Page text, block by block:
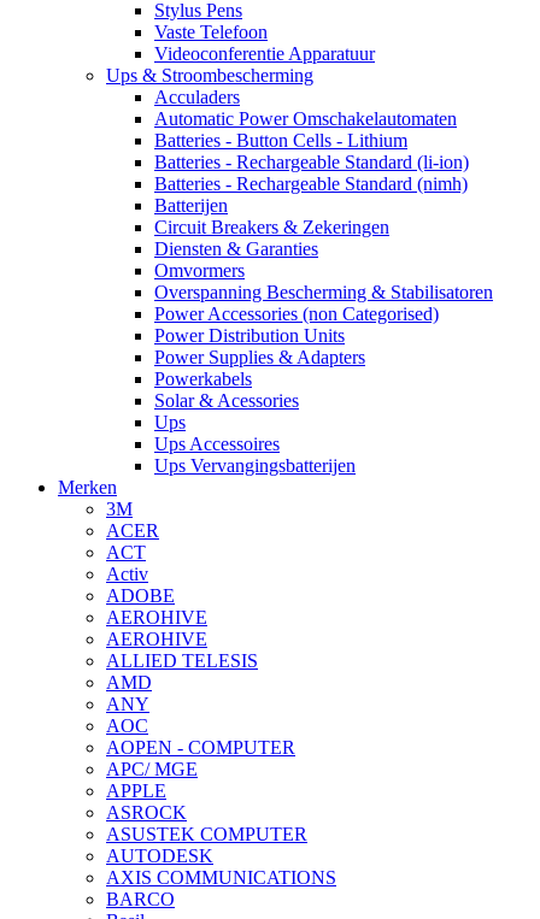
Stylus Pens
Vaste Telefoon
Videoconferentie Apparatuur
Ups & Stroombescherming
Acculaders
Automatic Power Omschakelautomaten
Batteries - Button Cells - Lithium
Batteries - Rechargeable Standard (li-ion)
Batteries - Rechargeable Standard (nimh)
Batterijen
Circuit Breakers & Zekeringen
Diensten & Garanties
Omvormers
Overspanning Bescherming & Stabilisatoren
Power Accessories (non Categorised)
Power Distribution Units
Power Supplies & Adapters
Powerkabels
Solar & Acessories
Ups
Ups Accessoires
Ups Vervangingsbatterijen
Merken
3M
ACER
ACT
Activ
ADOBE
AEROHIVE
AEROHIVE
ALLIED TELESIS
AMD
ANY
AOC
AOPEN - COMPUTER
APC/ MGE
APPLE
ASROCK
ASUSTEK COMPUTER
AUTODESK
AXIS COMMUNICATIONS
BARCO